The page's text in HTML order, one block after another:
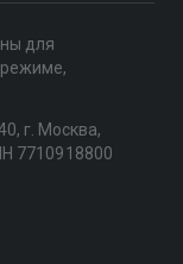
для
г. Москва,
7710918800